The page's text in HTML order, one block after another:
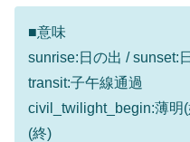
■意味
sunrise:日の出 / sunset:
transit:子午線通過
civil_twilight_begin:薄明
(終)